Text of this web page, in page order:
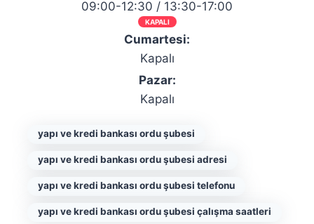
09:00-12:30 / 13:30-17:00
KAPALI
Cumartesi:
Kapalı
Pazar:
Kapalı
yapı ve kredi bankası ordu şubesi
yapı ve kredi bankası ordu şubesi adresi
yapı ve kredi bankası ordu şubesi telefonu
yapı ve kredi bankası ordu şubesi çalışma saatleri